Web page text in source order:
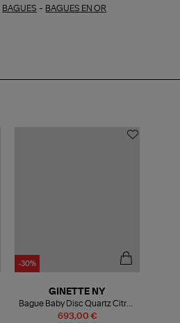
BAGUES - BAGUES EN OR
-30%
693,00 €
GINETTE NY
Bague Baby Disc Quartz Citron
Or Rose